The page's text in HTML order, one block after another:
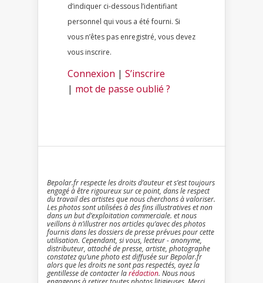
d’indiquer ci-dessous l’identifiant
personnel qui vous a été fourni. Si
vous n’êtes pas enregistré, vous devez
vous inscrire.
Connexion | S’inscrire
| mot de passe oublié ?
Bepolar.fr respecte les droits d’auteur et s’est toujours
engagé à être rigoureux sur ce point, dans le respect
du travail des artistes que nous cherchons à valoriser.
Les photos sont utilisées à des fins illustratives et non
dans un but d’exploitation commerciale. et nous
veillons à n’illustrer nos articles qu’avec des photos
fournis dans les dossiers de presse prévues pour cette
utilisation. Cependant, si vous, lecteur - anonyme,
distributeur, attaché de presse, artiste, photographe
constatez qu’une photo est diffusée sur Bepolar.fr
alors que les droits ne sont pas respectés, ayez la
gentillesse de contacter larédaction. Nous nous